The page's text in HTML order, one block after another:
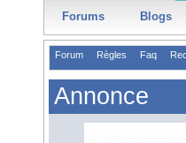
Forums Blogs
Forum Règles Faq
Annonce